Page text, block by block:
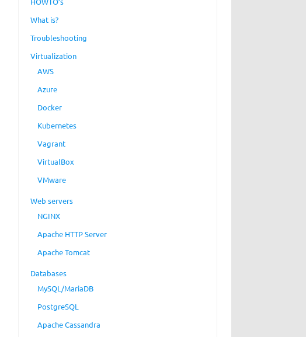
What is?
Troubleshooting
Virtualization
AWS
Azure
Docker
Kubernetes
Vagrant
VirtualBox
VMware
Web servers
NGINX
Apache HTTP Server
Apache Tomcat
Databases
MySQL/MariaDB
PostgreSQL
Apache Cassandra